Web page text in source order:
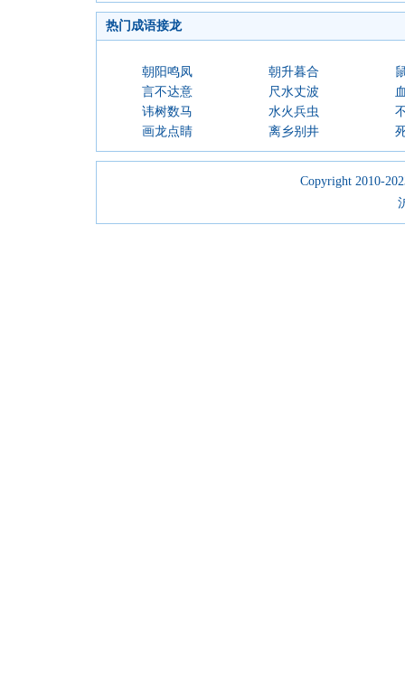
热门成语接龙
朝阳鸣凤 朝升暮合
言不达意
尺水丈波
讳树数马
水火兵虫
画龙点睛
离乡别井
Copyright 2010-